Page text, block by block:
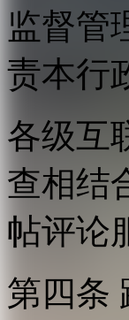
监督管
责本行
各级互
查相结
帖评论
第四条